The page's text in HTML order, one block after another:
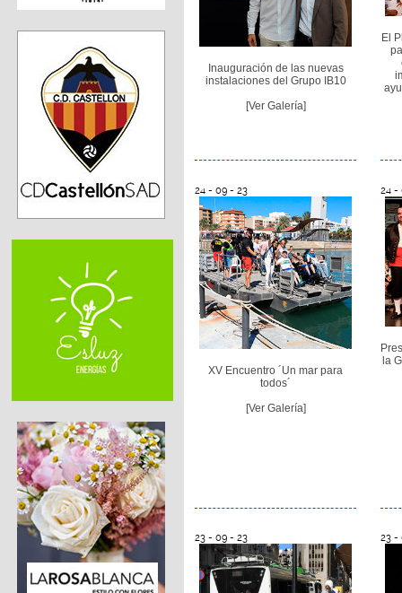
Inauguración de las nuevas
instalaciones del Grupo IB10
[Ver Galería]
El
24 - 09 - 23
XV Encuentro ´Un mar para
todos´
[Ver Galería]
24 -
la
23 - 09 - 23 23 -